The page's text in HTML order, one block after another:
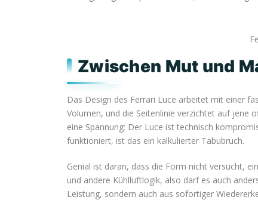
Zwischen Mut und
Das Design des Ferrari Luce arbeitet mit einer
Volumen, und die Seitenlinie verzichtet auf jene
eine Spannung: Der Luce ist technisch
funktioniert, ist das ein kalkulierter Tabubruch.
Genial ist daran, dass die Form nicht versucht,
und andere Kühlluftlogik, also darf es auch
Leistung, sondern auch aus sofortiger